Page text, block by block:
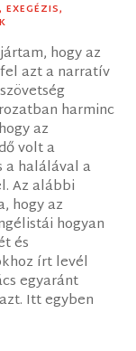
,EXEGÉZIS,
hogy az
azt a narratív
harminc
az
volt a
a halálával a
Az alábbi
hogy az
hogyan
és
írt levél
egyaránt
Itt egyben